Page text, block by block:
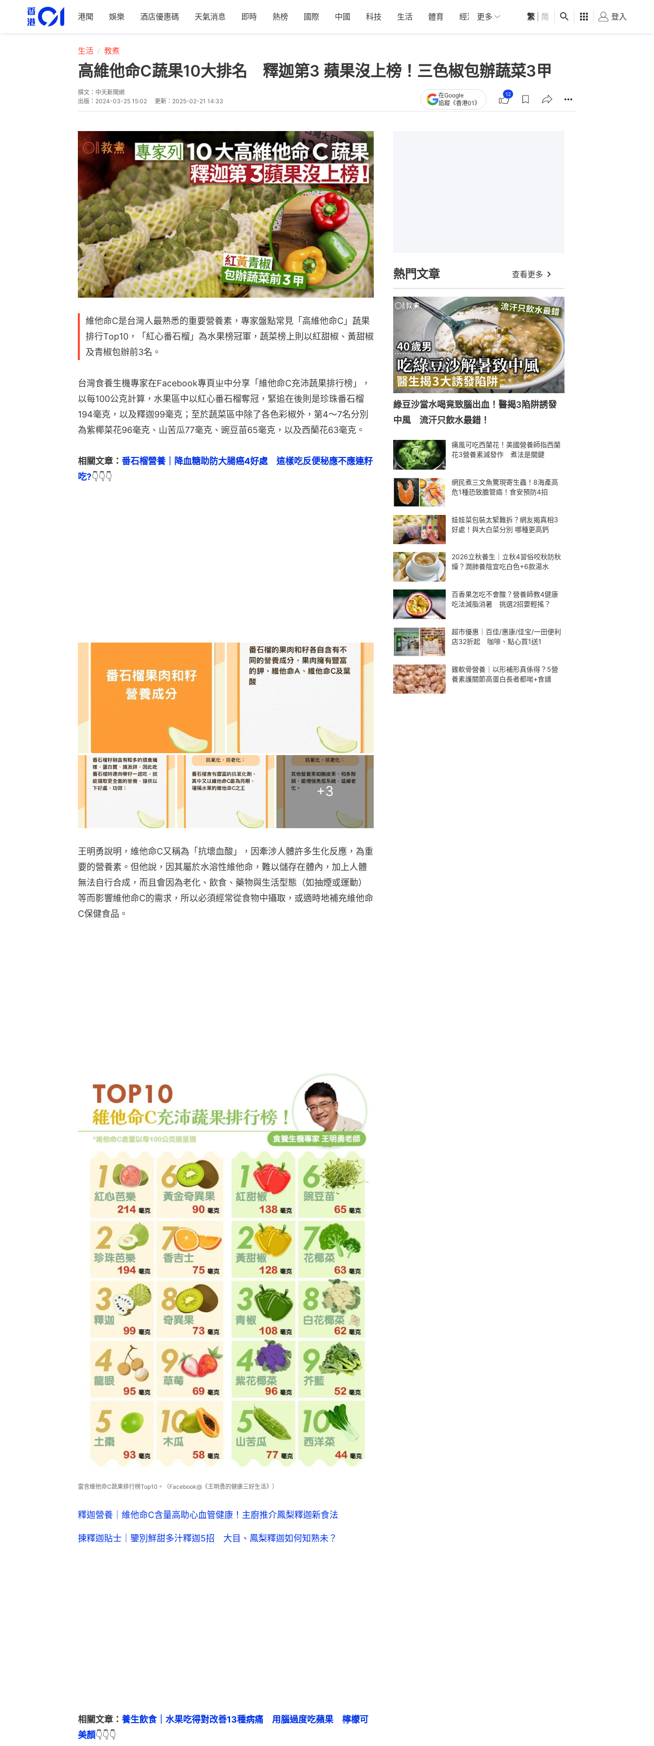
港聞 娛樂 酒店優惠碼 天氣消息 即時 熱榜 國際 中國 科技 生活 體育 經濟 01深圳 觀點 健康 好食玩飛
更多 繁 简 登入
生活 教煮
高維他命C蔬果10大排名 釋迦第3 蘋果沒上榜！三色椒包辦蔬菜3甲
撰文： 中天新聞網
出版： 2024-03-25 15:02 更新： 2025-02-21 14:33
在Google
追蹤《香港01》
12
維他命C是台灣人最熟悉的重要營養素，專家盤點常見「高維他命C」蔬果
排行Top10，「紅心番石榴」為水果榜冠軍，蔬菜榜上則以紅甜椒、黃甜椒
及青椒包辦前3名。
台灣食養生機專家在Facebook專頁ㄓ中分享「維他命C充沛蔬果排行榜」，
以每100公克計算，水果區中以紅心番石榴奪冠，緊追在後則是珍珠番石榴
194毫克，以及釋迦99毫克；至於蔬菜區中除了各色彩椒外，第4～7名分別
為紫椰菜花96毫克、山苦瓜77毫克、豌豆苗65毫克，以及西蘭花63毫克。
相關文章： 番石榴營養｜降血糖助防大腸癌4好處　這樣吃反便秘應不應連籽
吃?👇👇👇
+3
王明勇說明，維他命C又稱為「抗壞血酸」，因牽涉人體許多生化反應，為重
要的營養素。但他說，因其屬於水溶性維他命，難以儲存在體內，加上人體
無法自行合成，而且會因為老化、飲食、藥物與生活型態（如抽煙或運動）
等而影響維他命C的需求，所以必須經常從食物中攝取，或適時地補充維他命
C保健食品。
富含維他命C蔬果排行榜Top10。（Facebook@《王明勇的健康三好生活》）
釋迦營養｜維他命C含量高助心血管健康！主廚推介鳳梨釋迦新食法
揀釋迦貼士｜鑒別鮮甜多汁釋迦5招 大目、鳳梨釋迦如何知熟未？
相關文章： 養生飲食｜水果吃得對改善13種病痛　用腦過度吃蘋果　檸檬可
美顏👇👇👇
熱門文章 查看更多
綠豆沙當水喝竟致腦出血！醫揭3陷阱誘發
中風 流汗只飲水最錯！
痛風可吃西蘭花！美國營養師指西蘭
花3營養素減發作 煮法是關鍵
網民煮三文魚驚現寄生蟲！8海產高
危1種恐致膽管癌！食安預防4招
娃娃菜包裝太緊難拆？網友揭真相3
好處！與大白菜分別 哪種更高鈣
2026立秋養生｜立秋4習俗咬秋防秋
燥？潤肺養陰宜吃白色+6款湯水
百香果怎吃不會酸？營養師教4健康
吃法減脂消暑 挑選2招要輕搖？
超市優惠｜百佳/惠康/佳宝/一田便利
店32折起 咖啡、點心買1送1
雞軟骨營養｜以形補形真係得？5營
養素護關節高蛋白長者都啱+食譜